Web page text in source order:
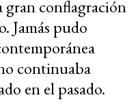
gran conflagración
Jamás pudo
continuaba
en el pasado.